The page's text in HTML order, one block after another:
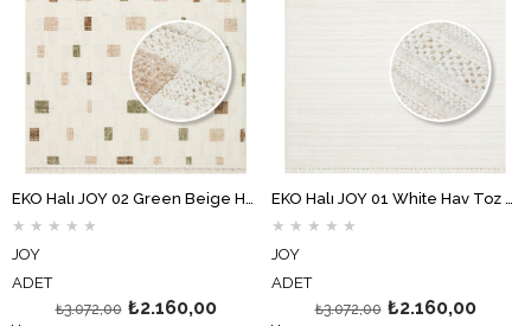
★ ★ ★ ★ ★
JOY
ADET
₺2.160,00
₺3.072,00
★ ★ ★ ★ ★
JOY
ADET
₺2.160,00
₺3.072,00